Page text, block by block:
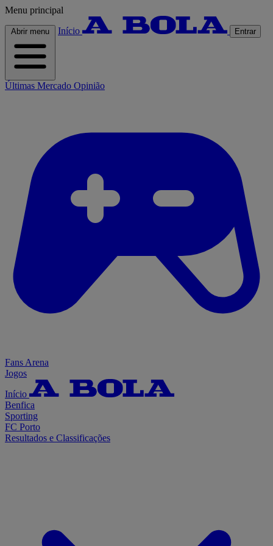
Menu principal
Abrir menu Início Entrar
Últimas Mercado Opinião
Fans Arena
Jogos
Início
Benfica
Sporting
FC Porto
Resultados e Classificações